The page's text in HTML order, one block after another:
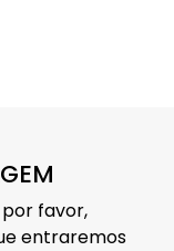
favor,
entraremos